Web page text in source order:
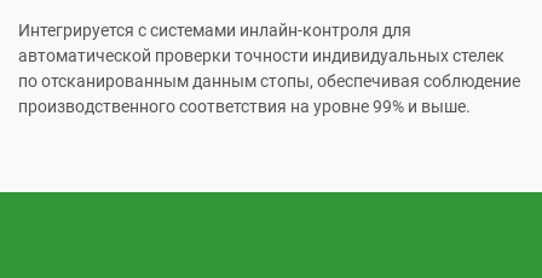
Интегрируется с системами инлайн-контроля для
автоматической проверки точности индивидуальных стелек
по отсканированным данным стопы, обеспечивая соблюдение
производственного соответствия на уровне 99% и выше.